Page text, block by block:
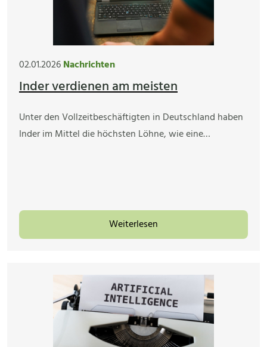
02.01.2026Nachrichten
Inder verdienen am meisten
Unter den Vollzeitbeschäftigten in Deutschland haben
Inder im Mittel die höchsten Löhne, wie eine…
Weiterlesen